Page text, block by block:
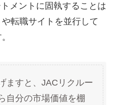
メントに固執することは
転職サイトを並行して
ますと、JACリクルー
自分の市場価値を棚